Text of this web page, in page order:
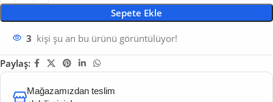
Sepete Ekle
3 kişi şu an bu ürünü görüntülüyor!
Paylaş:
Mağazamızdan teslim